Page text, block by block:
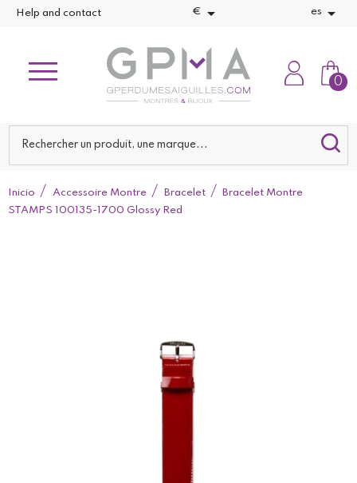
Help and contact €  es 
0
Inicio Accessoire Montre Bracelet
Bracelet Montre
STAMPS 100135-1700 Glossy Red